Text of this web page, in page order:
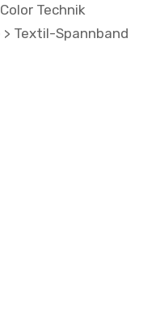
Technik
> Textil-Spannband